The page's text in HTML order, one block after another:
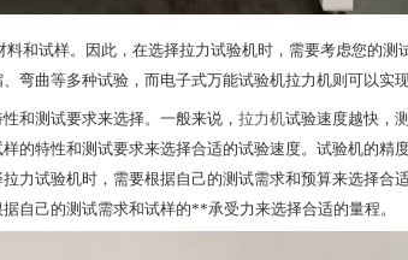
和试样。因此，在选择拉力试验机时，需要考虑您的
弯曲等多种试验，而电子式万能试验机拉力机则可以实
和测试要求来选择。一般来说， 拉力机试验速度越快，
的特性和测试要求来选择合适的试验速度。试验机的精
力试验机时，需要根据自己的测试需求和预算来选择合
自己的测试需求和试样的**承受力来选择合适的量程。